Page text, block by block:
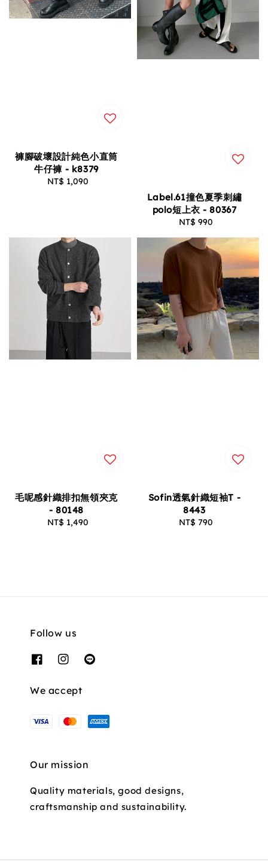
褲腳破壞設計純色小直筒
牛仔褲 - k8379
Regular
NT$ 1,090
Label.61撞色夏季刺繡
polo短上衣 - 80367
Regular
NT$ 990
毛呢感針織排扣無領夾克
- 80148
Regular
NT$ 1,490
Sofin透氣針織短袖T -
8443
Regular
NT$ 790
Follow us
We accept
Our mission
Quality materials, good designs,
craftsmanship and sustainability.